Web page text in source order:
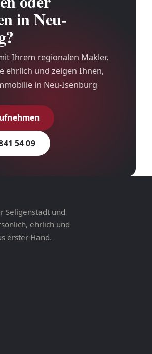
in Neu-
Ihrem regionalen Makler.
ehrlich und zeigen Ihnen,
in Neu-Isenburg
54 09
Seligenstadt und
ehrlich und
erster Hand.